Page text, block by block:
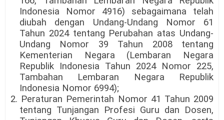
Indonesia Nomor 4916) sebagaimana telah
diubah dengan Undang-Undang Nomor 61
Tahun 2024 tentang Perubahan atas Undang-
Undang Nomor 39 Tahun 2008 tentang
Kementerian Negara (Lembaran Negara
Republik Indonesia Tahun 2024 Nomor 225,
Tambahan Lembaran Negara Republik
Indonesia Nomor 6994);
2. Peraturan Pemerintah Nomor 41 Tahun 2009
tentang Tunjangan Profesi Guru dan Dosen,